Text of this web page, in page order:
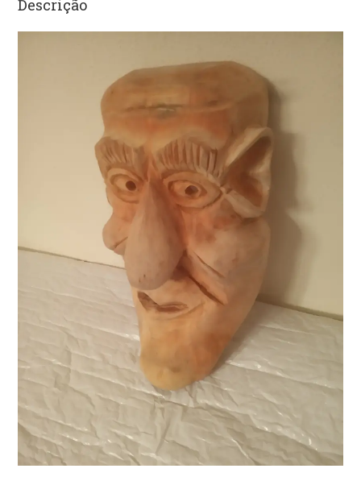
Descrição